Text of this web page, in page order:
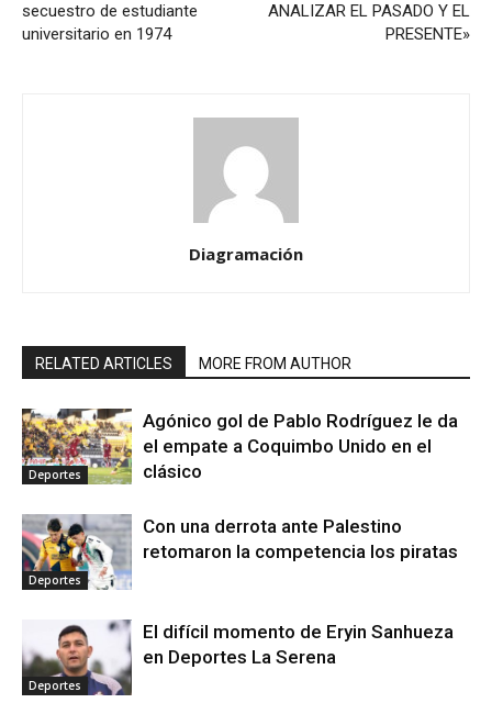
secuestro de estudiante
universitario en 1974
ANALIZAR EL PASADO Y EL
PRESENTE»
Diagramación
RELATED ARTICLES MORE FROM AUTHOR
Deportes
Agónico gol de Pablo Rodríguez le da
el empate a Coquimbo Unido en el
clásico
Deportes
Con una derrota ante Palestino
retomaron la competencia los piratas
Deportes
El difícil momento de Eryin Sanhueza
en Deportes La Serena